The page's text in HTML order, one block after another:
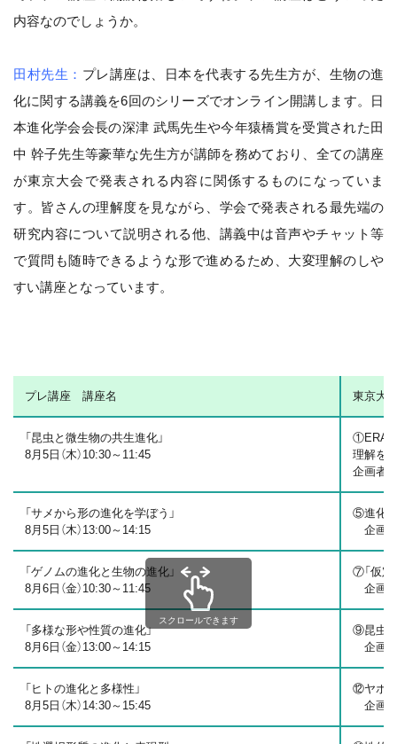
内容なのでしょうか。
田村先生： プレ講座は、日本を代表する先生方が、生物の進
化に関する講義を6回のシリーズでオンライン開講します。日
本進化学会会長の深津 武馬先生や今年猿橋賞を受賞された田
中 幹子先生等豪華な先生方が講師を務めており、全ての講座
が東京大会で発表される内容に関係するものになっていま
す。皆さんの理解度を見ながら、学会で発表される最先端の
研究内容について説明される他、講義中は音声やチャット等
で質問も随時できるような形で進めるため、大変理解のしや
すい講座となっています。
プレ講座 講座名 東京大
「昆虫と微生物の共生進化」
8月5日（木）10:30～11:45
理解を
企画者
「サメから形の進化を学ぼう」
8月5日（木）13:00～14:15
⑤進化
企画
「ゲノムの進化と生物の進化」
8月6日（金）10:30～11:45
⑦「仮定
企画
「多様な形や性質の進化」
8月6日（金）13:00～14:15
⑨昆虫
企画
「ヒトの進化と多様性」
8月5日（木）14:30～15:45
⑫ヤポ
企画
スクロールできます